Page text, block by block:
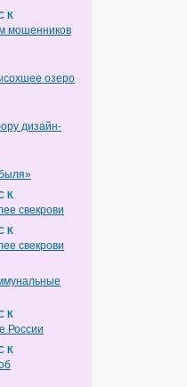
К
мошенников
озеро
дизайн-
К
свекрови
К
свекрови
К
России
К